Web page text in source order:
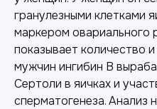
гранулезными клетками
маркером овариального
показывает количество
мужчин ингибин B
Сертоли в яичках и
сперматогенеза. Анализ